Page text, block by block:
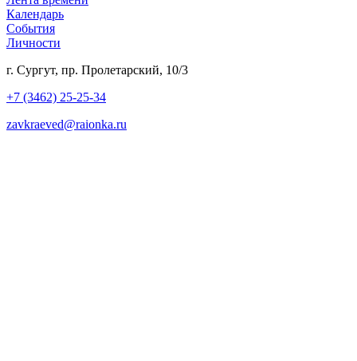
Календарь
События
Личности
г. Сургут, пр. Пролетарский, 10/3
+7 (3462) 25-25-34
zavkraeved@raionka.ru